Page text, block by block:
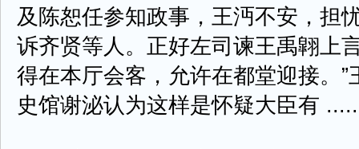
及陈恕任参知政事，王沔不安，担
诉齐贤等人。正好左司谏王禹翶上
得在本厅会客，允许在都堂迎接。
史馆谢泌认为这样是怀疑大臣有